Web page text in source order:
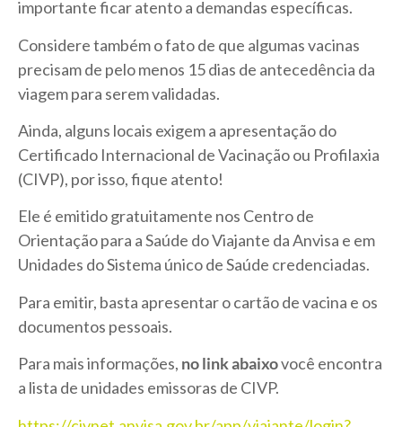
importante ficar atento a demandas específicas.
Considere também o fato de que algumas vacinas
precisam de pelo menos 15 dias de antecedência da
viagem para serem validadas.
Ainda, alguns locais exigem a apresentação do
Certificado Internacional de Vacinação ou Profilaxia
(CIVP), por isso, fique atento!
Ele é emitido gratuitamente nos Centro de
Orientação para a Saúde do Viajante da Anvisa e em
Unidades do Sistema único de Saúde credenciadas.
Para emitir, basta apresentar o cartão de vacina e os
documentos pessoais.
Para mais informações, no link abaixovocê encontra
a lista de unidades emissoras de CIVP.